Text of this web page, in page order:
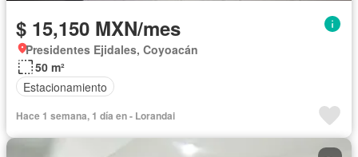
$ 15,150 MXN/mes
Presidentes Ejidales, Coyoacán
50 m²
Estacionamiento
Hace 1 semana, 1 día en - Lorandai